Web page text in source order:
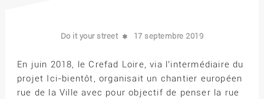
Do it your street 17 septembre 2019
En juin 2018, le Crefad Loire, via l’intermédiaire du
projet Ici-bientôt, organisait un chantier européen
rue de la Ville avec pour objectif de penser la rue